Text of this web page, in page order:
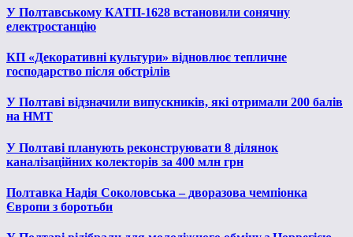
У Полтавському КАТП-1628 встановили сонячну
електростанцію
КП «Декоративні культури» відновлює тепличне
господарство після обстрілів
У Полтаві відзначили випускників, які отримали 200 балів
на НМТ
У Полтаві планують реконструювати 8 ділянок
каналізаційних колекторів за 400 млн грн
Полтавка Надія Соколовська – дворазова чемпіонка
Європи з боротьби